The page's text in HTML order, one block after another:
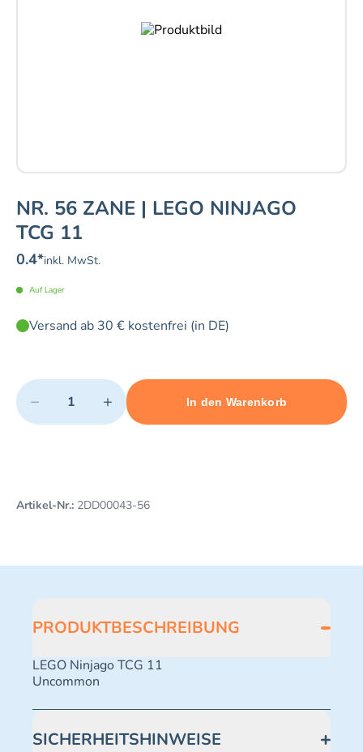
NR. 56 ZANE | LEGO NINJAGO
TCG 11
0.4*inkl. MwSt.
Auf Lager
Versand ab 30 € kostenfrei (in DE)
Quantity
− +
Minimum quantity: 1 Maximum quantity: 491
In den Warenkorb
Add 1 item to cart
Artikel-Nr.: 2DD00043-56
PRODUKTBESCHREIBUNG
LEGO Ninjago TCG 11
Uncommon
SICHERHEITSHINWEISE